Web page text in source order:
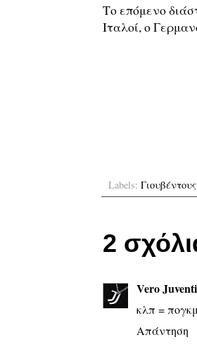
Το επόμενο
Ιταλοί, ο
Labels: Γιουβέντους,
2
Vero
κλπ =
Απάντηση